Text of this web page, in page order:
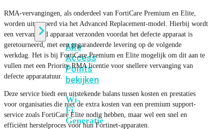
WiFi
Alle
Access
Points
bekijken
Wi-
Fi
Generatie
RMA-vervangingen, als onderdeel van FortiCare Premium en Elite,
worden uitgevoerd via het Advanced Replacement-model. Hierbij wordt
een vervangend apparaat verzonden voordat het defecte apparaat is
geretourneerd, met een gegarandeerde levering op de volgende
werkdag. Het is bij FortiCare Premium en Elite mogelijk om dit aan te
vullen met een Priority RMA licentie voor snellere vervanging van
defecte apparatatuur.
Deze service biedt een uitstekende balans tussen kosten en prestaties
voor organisaties die niet de extra kosten van een premium support-
service zoals FortiCare Elite nodig hebben, maar wel een snel en
efficiënt herstelproces voor hun Fortinet-apparaten.